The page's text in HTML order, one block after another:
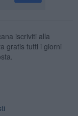
iscriviti alla
gratis tutti i giorni